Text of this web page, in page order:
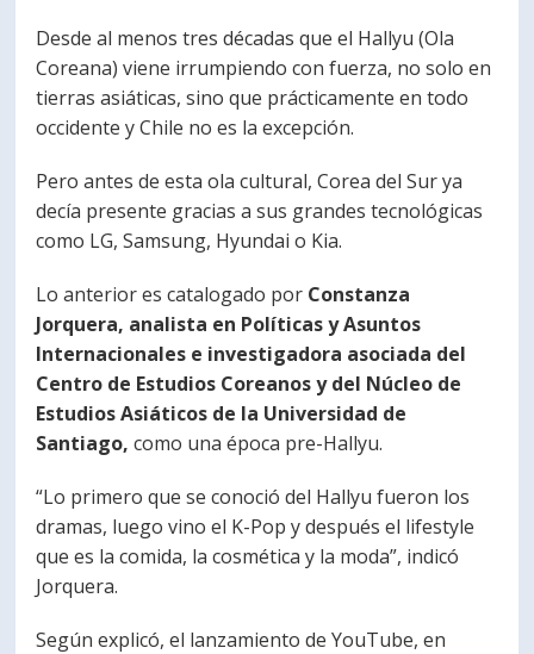
BIBLIOTECA
ENGLISH
PORTUGUÊS
Postulantes
Estudiantes
Académicos
Desde al menos tres décadas que el Hallyu (Ola
Coreana) viene irrumpiendo con fuerza, no solo en
tierras asiáticas, sino que prácticamente en todo
occidente y Chile no es la excepción.
Pero antes de esta ola cultural, Corea del Sur ya
decía presente gracias a sus grandes tecnológicas
como LG, Samsung, Hyundai o Kia.
Lo anterior es catalogado por Constanza
Jorquera, analista en Políticas y Asuntos
Internacionales e investigadora asociada del
Centro de Estudios Coreanos y del Núcleo de
Estudios Asiáticos de la Universidad de
Santiago, como una época pre-Hallyu.
“Lo primero que se conoció del Hallyu fueron los
dramas, luego vino el K-Pop y después el lifestyle
que es la comida, la cosmética y la moda”, indicó
Jorquera.
Según explicó, el lanzamiento de YouTube, en